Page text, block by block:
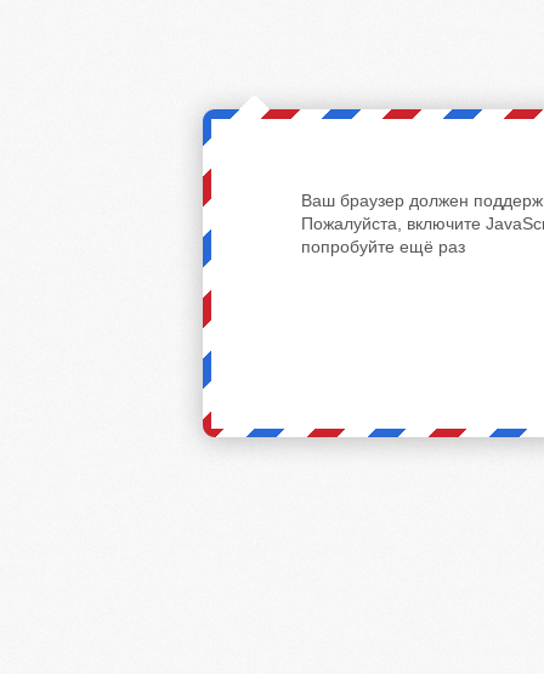
Ваш браузер должен
Пожалуйста, включите
попробуйте ещё раз